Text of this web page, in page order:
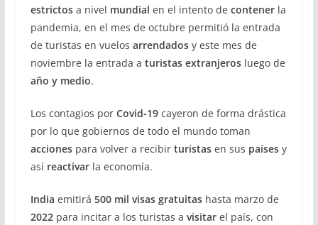
estrictos a nivel mundial en el intento de contener la
pandemia, en el mes de octubre permitió la entrada
de turistas en vuelos arrendados y este mes de
noviembre la entrada a turistas extranjerosluego de
año y medio.
Los contagios por Covid-19cayeron de forma drástica
por lo que gobiernos de todo el mundo toman
acciones para volver a recibir turistas en sus países y
así reactivar la economía.
India emitirá 500 mil visas gratuitashasta marzo de
2022 para incitar a los turistas a visitar el país, con